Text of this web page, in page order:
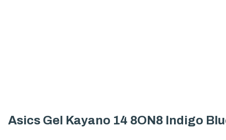
Asics Gel Kayano 14 8ON8 Indigo